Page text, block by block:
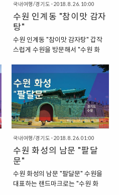
2018/08/26 - 수원 화성 "수원 통
닭골목" "수원 화성 안에 있는 치킨
거리" 이러한 수원의 치킨거리에서
는 다양한 통닭집을 찾을 수 있습니
다. 이 중에서 어떤 집의 경우에는
상당히 오랜 역사를 자랑하기도 하
는데요. 이런 집을 방문하게 되면 옛
날에 통닭을 튀기던 방식 그대로 만
들어 내는 통닭을 맛볼 수 있기도 하
답니다. "수원 통닭거리 안에 있는
용성통닭" 저희가..
국내여행/경기도 · 2018. 8. 26. 10:00
수원 인계동 "참이맛 감자
탕"
수원 인계동 "참이맛 감자탕" 갑작
스럽게 수원을 방문해서 "수원 화
팔달문 시장을 둘러본 후, 저녁 식사
를 할 만한 곳을 찾았습니다. 그렇게
2001 아웃렛이 있는 방향으로 길
을 따라서 걸었는데요. 걷고 걷다가
"뺘다귀 해장국"과 "감자탕"을 판매
하는 식당을 찾았습니다. 바로 "참
이맛 감자탕"이라는 이름의 식당이
었지요. "수원 남문에 있는 뼈다귀
해장국집, 참이맛 감자탕" 저희가
방문했던 곳은 바로 "참이맛 감자
탕"이라는 이름의 식당이었는데요.
추운 날씨에 오랜 시간 동안 야외활
국내여행/경기도 · 2018. 8. 26. 01:00
수원 화성의 남문 "팔달
문"
수원 화성의 남문 "팔달문" 수원을
대표하는 랜드마크로는 "수원 화